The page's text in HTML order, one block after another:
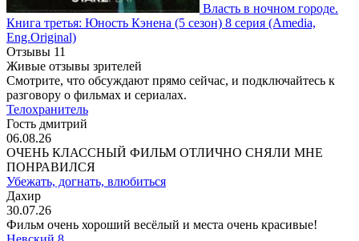
Власть в ночном городе.
Книга третья: Юность Кэнена (5 сезон) 8 серия (Amedia,
Eng.Original)
Отзывы 11
Живые отзывы зрителей
Смотрите, что обсуждают прямо сейчас, и подключайтесь к
разговору о фильмах и сериалах.
Телохранитель
Гость дмитрий
06.08.26
ОЧЕНЬ КЛАССНЫЙ ФИЛЬМ ОТЛИЧНО СНЯЛИ МНЕ
ПОНРАВИЛСЯ
Убежать, догнать, влюбиться
Дахир
30.07.26
Фильм очень хороший весёлый и места очень красивые!